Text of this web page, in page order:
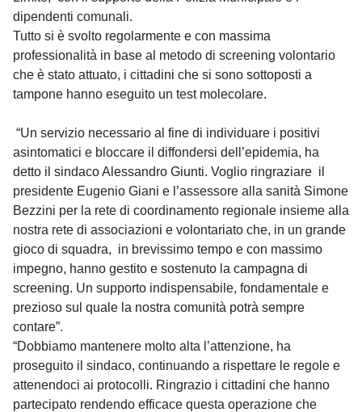
dipendenti comunali.
Tutto si è svolto regolarmente e con massima
professionalità in base al metodo di screening volontario
che è stato attuato, i cittadini che si sono sottoposti a
tampone hanno eseguito un test molecolare.
“Un servizio necessario al fine di individuare i positivi
asintomatici e bloccare il diffondersi dell’epidemia, ha
detto il sindaco Alessandro Giunti. Voglio ringraziare il
presidente Eugenio Giani e l’assessore alla sanità Simone
Bezzini per la rete di coordinamento regionale insieme alla
nostra rete di associazioni e volontariato che, in un grande
gioco di squadra, in brevissimo tempo e con massimo
impegno, hanno gestito e sostenuto la campagna di
screening. Un supporto indispensabile, fondamentale e
prezioso sul quale la nostra comunità potrà sempre
contare”.
“Dobbiamo mantenere molto alta l’attenzione, ha
proseguito il sindaco, continuando a rispettare le regole e
attenendoci ai protocolli. Ringrazio i cittadini che hanno
partecipato rendendo efficace questa operazione che